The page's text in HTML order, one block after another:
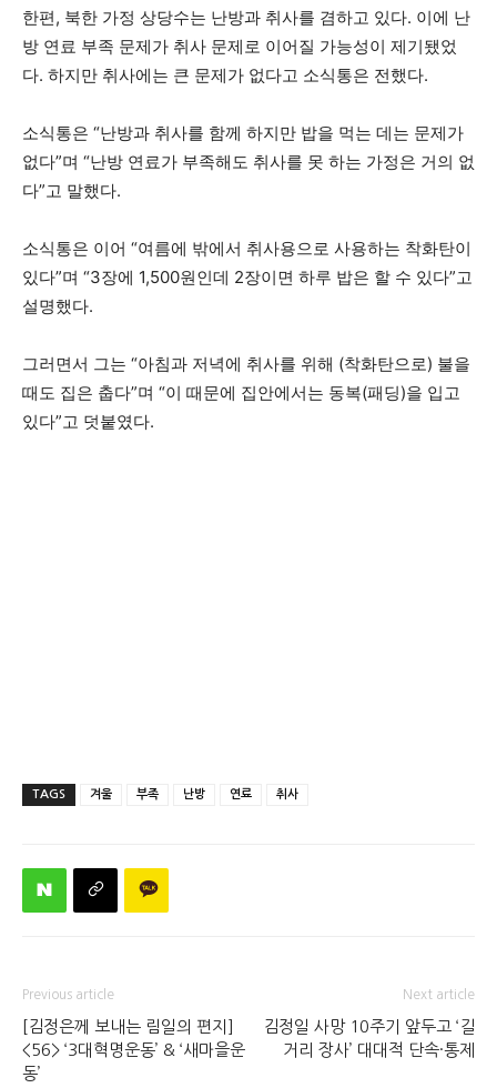
한편, 북한 가정 상당수는 난방과 취사를 겸하고 있다. 이에 난
방 연료 부족 문제가 취사 문제로 이어질 가능성이 제기됐었
다. 하지만 취사에는 큰 문제가 없다고 소식통은 전했다.
소식통은 “난방과 취사를 함께 하지만 밥을 먹는 데는 문제가
없다”며 “난방 연료가 부족해도 취사를 못 하는 가정은 거의 없
다”고 말했다.
소식통은 이어 “여름에 밖에서 취사용으로 사용하는 착화탄이
있다”며 “3장에 1,500원인데 2장이면 하루 밥은 할 수 있다”고
설명했다.
그러면서 그는 “아침과 저녁에 취사를 위해 (착화탄으로) 불을
때도 집은 춥다”며 “이 때문에 집안에서는 동복(패딩)을 입고
있다”고 덧붙였다.
TAGS 겨울 부족 난방 연료 취사
Previous article
[김정은께 보내는 림일의 편지]
<56> ‘3대혁명운동’ & ‘새마을운
동’
Next article
김정일 사망 10주기 앞두고 ‘길
거리 장사’ 대대적 단속·통제